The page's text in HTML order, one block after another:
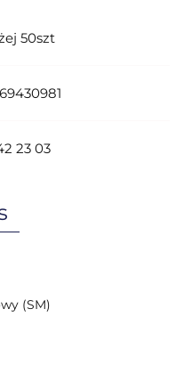
50szt
23 03
(SM)